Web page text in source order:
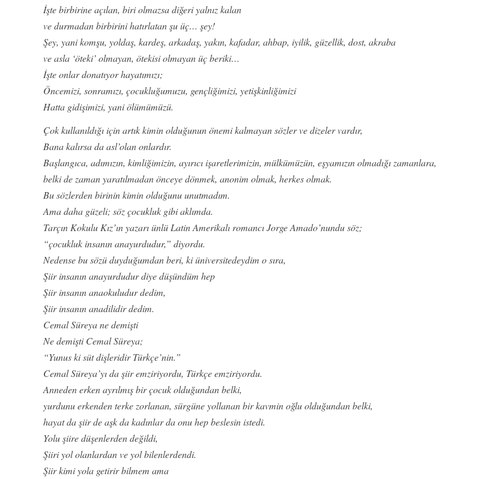
İşte birbirine açılan, biri olmazsa diğeri yalnız kalan
ve durmadan birbirini hatırlatan şu üç… şey!
Şey, yani komşu, yoldaş, kardeş, arkadaş, yakın, kafadar, ahbap, iyilik, güzellik, dost, akraba
ve asla ‘öteki’ olmayan, ötekisi olmayan üç beriki…
İşte onlar donatıyor hayatımızı;
Öncemizi, sonramızı, çocukluğumuzu, gençliğimizi, yetişkinliğimizi
Hatta gidişimizi, yani ölümümüzü.
Çok kullanıldığı için artık kimin olduğunun önemi kalmayan sözler ve dizeler vardır,
Bana kalırsa da asl’olan onlardır.
Başlangıca, adımızın, kimliğimizin, ayırıcı işaretlerimizin, mülkümüzün, eşyamızın olmadığı zamanlara,
belki de zaman yaratılmadan önceye dönmek, anonim olmak, herkes olmak.
Bu sözlerden birinin kimin olduğunu unutmadım.
Ama daha güzeli; söz çocukluk gibi aklımda.
Tarçın Kokulu Kız’ın yazarı ünlü Latin Amerikalı romancı Jorge Amado’nundu söz;
“çocukluk insanın anayurdudur,” diyordu.
Nedense bu sözü duyduğumdan beri, ki üniversitedeydim o sıra,
Şiir insanın anayurdudur diye düşündüm hep
Şiir insanın anaokuludur dedim,
Şiir insanın anadilidir dedim.
Cemal Süreya ne demişti
Ne demişti Cemal Süreya;
“Yunus ki süt dişleridir Türkçe’nin.”
Cemal Süreya’yı da şiir emziriyordu, Türkçe emziriyordu.
Anneden erken ayrılmış bir çocuk olduğundan belki,
yurdunu erkenden terke zorlanan, sürgüne yollanan bir kavmin oğlu olduğundan belki,
hayat da şiir de aşk da kadınlar da onu hep beslesin istedi.
Yolu şiire düşenlerden değildi,
Şiiri yol olanlardan ve yol bilenlerdendi.
Şiir kimi yola getirir bilmem ama